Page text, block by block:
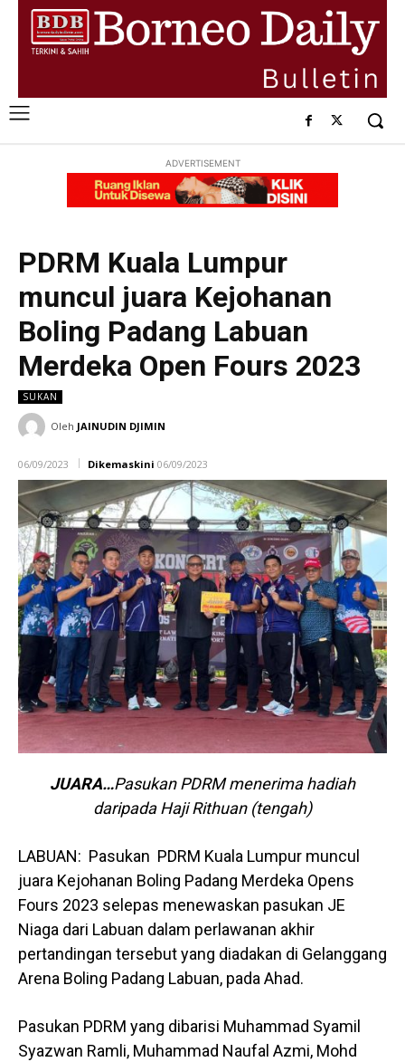
ADVERTISEMENT
PDRM Kuala Lumpur
muncul juara Kejohanan
Boling Padang Labuan
Merdeka Open Fours 2023
SUKAN
Oleh JAINUDIN DJIMIN
06/09/2023 Dikemaskini 06/09/2023
JUARA…Pasukan PDRM menerima hadiah
daripada Haji Rithuan (tengah)
LABUAN: Pasukan PDRM Kuala Lumpur muncul
juara Kejohanan Boling Padang Merdeka Opens
Fours 2023 selepas menewaskan pasukan JE
Niaga dari Labuan dalam perlawanan akhir
pertandingan tersebut yang diadakan di Gelanggang
Arena Boling Padang Labuan, pada Ahad.
Pasukan PDRM yang dibarisi Muhammad Syamil
Syazwan Ramli, Muhammad Naufal Azmi, Mohd